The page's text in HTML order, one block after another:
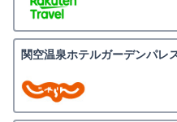
関空温泉ホテルガーデンパレ